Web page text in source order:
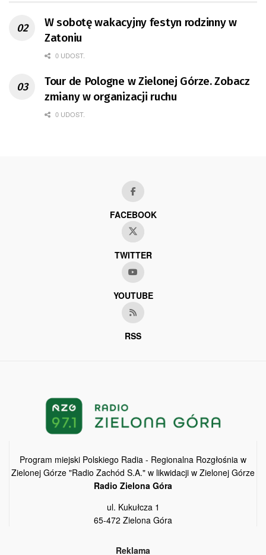
W sobotę wakacyjny festyn rodzinny w
Zatoniu
0 UDOST.
Tour de Pologne w Zielonej Górze. Zobacz
zmiany w organizacji ruchu
0 UDOST.
FACEBOOK
TWITTER
YOUTUBE
RSS
Program miejski Polskiego Radia - Regionalna Rozgłośnia w
Zielonej Górze "Radio Zachód S.A." w likwidacji w Zielonej Górze
Radio Zielona Góra
ul. Kukułcza 1
65-472 Zielona Góra
Reklama